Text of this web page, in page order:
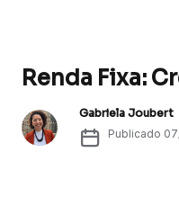
Renda Fixa:
Gabriela Joubert
Publicado